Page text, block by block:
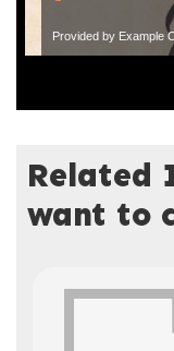
Provided by Example
Related
want to